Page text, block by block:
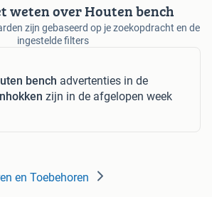
weten over Houten bench
zijn gebaseerd op je zoekopdracht en de
ingestelde filters
bench advertenties in de
zijn in de afgelopen week
en Toebehoren